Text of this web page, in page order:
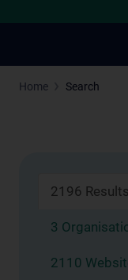
Home Search
2196
3
2110